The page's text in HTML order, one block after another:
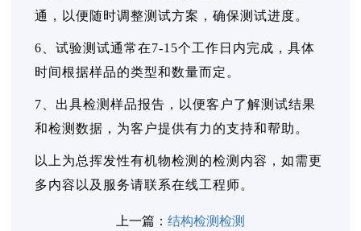
通，以便随时调整测试方案，确保测试进度。
6、试验测试通常在7-15个工作日内完成，具体
时间根据样品的类型和数量而定。
7、出具检测样品报告，以便客户了解测试结果
和检测数据，为客户提供有力的支持和帮助。
以上为总挥发性有机物检测的检测内容，如需更
多内容以及服务请联系在线工程师。
上一篇： 结构检测检测